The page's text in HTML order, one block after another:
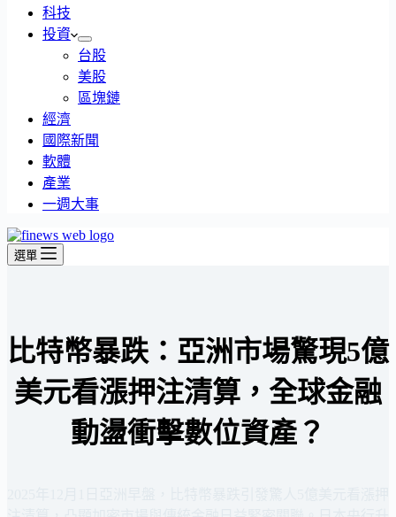
科技
投資
台股
美股
區塊鏈
經濟
國際新聞
軟體
產業
一週大事
選單
比特幣暴跌：亞洲市場驚現5億
美元看漲押注清算，全球金融
動盪衝擊數位資產？